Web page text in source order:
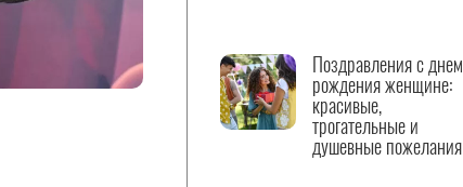
Поздравления с днем
рождения женщине:
красивые,
трогательные и
душевные пожелания